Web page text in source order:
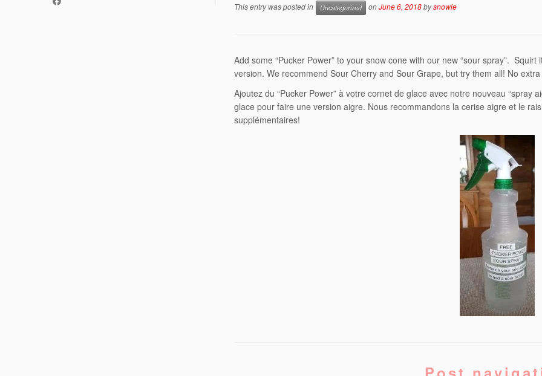
This entry was posted in Uncategorized onJune 6, 2018bysnowie
Add some “Pucker Power” to your snow cone with our new “sour spray”.
version. We recommend Sour Cherry and Sour Grape, but try them all! No
Ajoutez du “Pucker Power” à votre cornet de glace avec notre nouveau “spray
glace pour faire une version aigre. Nous recommandons la cerise aigre et le
supplémentaires!